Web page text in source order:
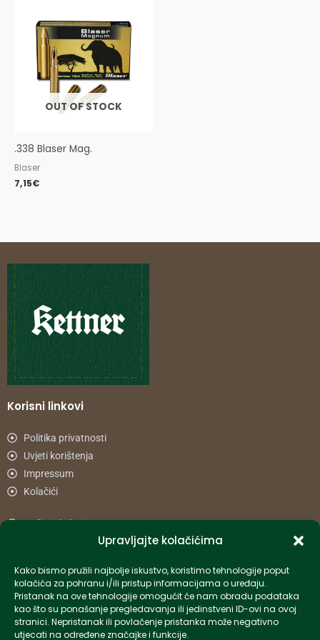
Upravljajte kolačićima
Kako bismo pružili najbolje iskustvo, koristimo tehnologije poput
kolačića za pohranu i/ili pristup informacijama o uređaju.
Pristanak na ove tehnologije omogućit će nam obradu podataka
kao što su ponašanje pregledavanja ili jedinstveni ID-ovi na ovoj
stranici. Nepristanak ili povlačenje pristanka može negativno
utjecati na određene značajke i funkcije.
OUT OF STOCK
.338 Blaser Mag.
Blaser
7,15€
Korisni linkovi
Politika privatnosti
Uvjeti korištenja
Impressum
Kolačići
Načini plaćanja
Informacije
info-hr@kettner.com